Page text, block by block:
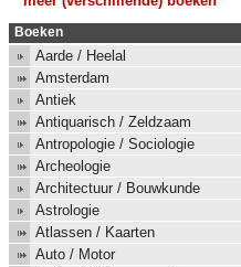
Boeken
Aarde / Heelal
Amsterdam
Antiek
Antiquarisch / Zeldzaam
Antropologie / Sociologie
Archeologie
Architectuur / Bouwkunde
Astrologie
Atlassen / Kaarten
Auto / Motor